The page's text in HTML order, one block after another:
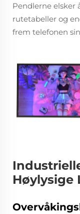
Pendlerne elsker
rutetabeller og
frem telefonen
Høylysige